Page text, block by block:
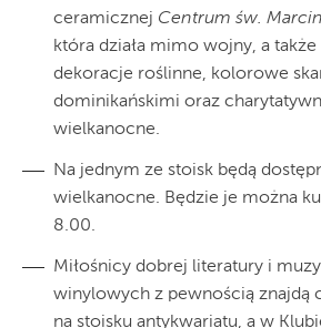
ceramicznej Centrum św.
która działa mimo wojny, a
dekoracje roślinne, kolorowe
dominikańskimi oraz
wielkanocne.
Na jednym ze stoisk będą
wielkanocne. Będzie je można
8.00.
Miłośnicy dobrej literatury i
winylowych z pewnością znajdą
na stoisku antykwariatu, a w